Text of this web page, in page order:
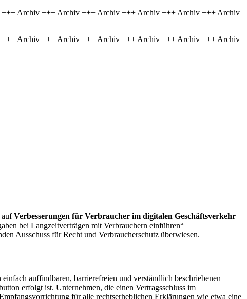
Archiv +++ Archiv +++ Archiv +++ Archiv +++ Archiv +++ Archiv
Archiv +++ Archiv +++ Archiv +++ Archiv +++ Archiv +++ Archiv
aufVerbesserungen für Verbraucher im digitalen Geschäftsverkehr
bei Langzeitverträgen mit Verbrauchern einführen“
Ausschuss für Recht und Verbraucherschutz überwiesen.
auffindbaren, barrierefreien und verständlich beschriebenen
erfolgt ist. Unternehmen, die einen Vertragsschluss im
für alle rechtserheblichen Erklärungen wie etwa eine